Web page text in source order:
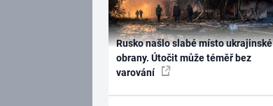
Rusko našlo slabé místo ukrajinské
obrany. Útočit může téměř bez
varování